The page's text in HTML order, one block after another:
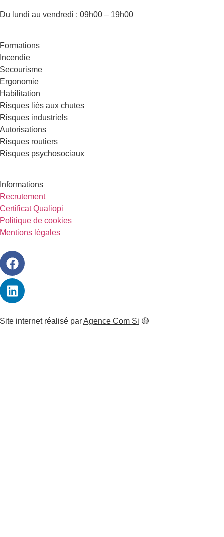
Du lundi au vendredi : 09h00 – 19h00
Formations
Incendie
Secourisme
Ergonomie
Habilitation
Risques liés aux chutes
Risques industriels
Autorisations
Risques routiers
Risques psychosociaux
Informations
Recrutement
Certificat Qualiopi
Politique de cookies
Mentions légales
Site internet réalisé parAgence Com Si 🟡